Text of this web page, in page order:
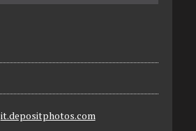
it.depositphotos.com